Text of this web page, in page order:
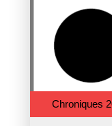
Chroniques